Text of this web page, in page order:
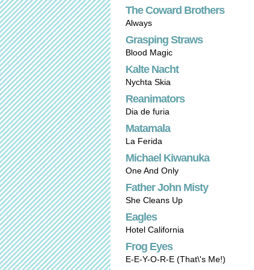
The Coward Brothers
Always
Grasping Straws
Blood Magic
Kalte Nacht
Nychta Skia
Reanimators
Dia de furia
Matamala
La Ferida
Michael Kiwanuka
One And Only
Father John Misty
She Cleans Up
Eagles
Hotel California
Frog Eyes
E-E-Y-O-R-E (That\'s Me!)